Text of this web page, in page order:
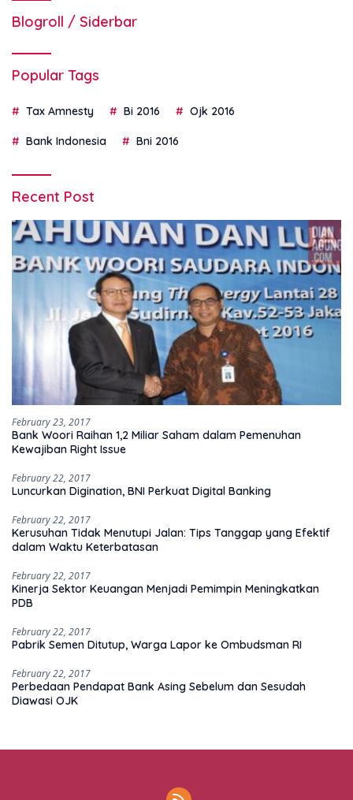
Blogroll / Siderbar
Popular Tags
Tax Amnesty Bi 2016 Ojk 2016
Bank Indonesia Bni 2016
Recent Post
February 23, 2017
Bank Woori Raihan 1,2 Miliar Saham dalam Pemenuhan
Kewajiban Right Issue
February 22, 2017
Luncurkan Digination, BNI Perkuat Digital Banking
February 22, 2017
Kerusuhan Tidak Menutupi Jalan: Tips Tanggap yang Efektif
dalam Waktu Keterbatasan
February 22, 2017
Kinerja Sektor Keuangan Menjadi Pemimpin Meningkatkan
PDB
February 22, 2017
Pabrik Semen Ditutup, Warga Lapor ke Ombudsman RI
February 22, 2017
Perbedaan Pendapat Bank Asing Sebelum dan Sesudah
Diawasi OJK